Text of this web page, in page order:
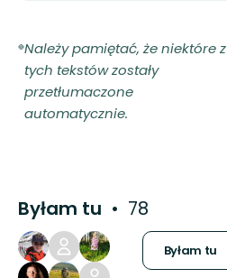
Należy pamiętać, że niektóre z
tych tekstów zostały
przetłumaczone
automatycznie.
Byłam tu 78
Byłam tu